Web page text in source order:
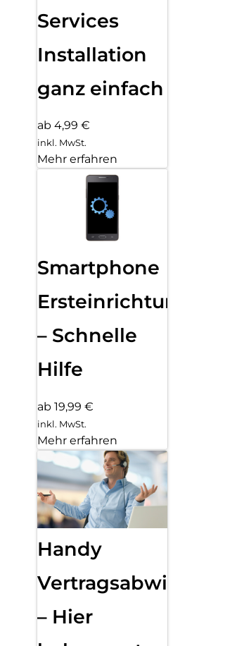
Services
Installation
ganz einfach
ab 4,99 €
inkl. MwSt.
Mehr erfahren
Smartphone
Ersteinrichtung
– Schnelle
Hilfe
ab 19,99 €
inkl. MwSt.
Mehr erfahren
Handy
Vertragsabwicklung
– Hier